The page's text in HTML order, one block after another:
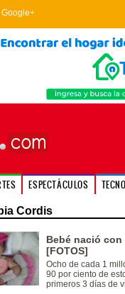
Google+
ESPECTÁCULOS
Cordis
Bebé nació
[FOTOS]
Ocho de cada 1
90 por ciento de
primeros 3 días de